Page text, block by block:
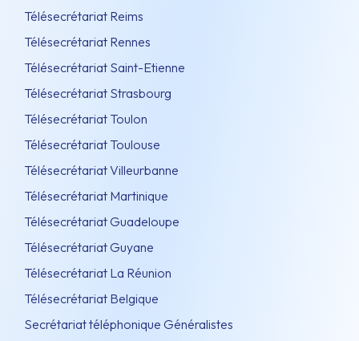
Télésecrétariat Reims
Télésecrétariat Rennes
Télésecrétariat Saint-Etienne
Télésecrétariat Strasbourg
Télésecrétariat Toulon
Télésecrétariat Toulouse
Télésecrétariat Villeurbanne
Télésecrétariat Martinique
Télésecrétariat Guadeloupe
Télésecrétariat Guyane
Télésecrétariat La Réunion
Télésecrétariat Belgique
Secrétariat téléphonique Généralistes